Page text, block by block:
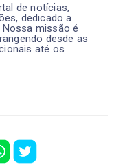
de notícias,
dedicado a
missão é
desde as
até os